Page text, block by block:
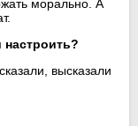
морально. А
высказали